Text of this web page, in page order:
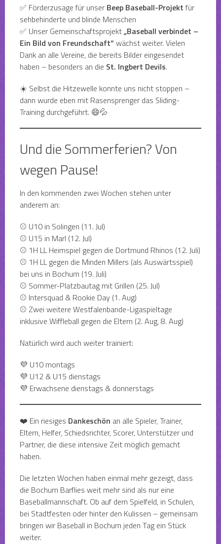
✅ Förderzusage für unser Beep Baseball-Projekt für
sehbehinderte und blinde Menschen
✅ Unser Gemeinschaftsprojekt„Baseball verbindet –
Ein Bild von Freundschaft“ wächst weiter. Vielen
Dank an alle Vereine, die bereits Bilder eingesendet
haben – besonders an die St. Ingbert Devils.
☀️ Selbst die Hitzewelle konnte uns nicht stoppen –
dann wurde eben mit Rasensprenger das Sliding-
Training durchgeführt. 😄💦
Und die Sommerferien? Von
wegen Pause!
In den kommenden zwei Wochen stehen unter
anderem an:
⚾ U10 in Solingen (11. Jul)
⚾ U15 in Marl (12. Jul)
⚾ 1H LL Heimspiel gegen die Dortmund Rhinos (12. Juli)
⚾ 1H LL gegen die Minden Millers (als Auswärtsspiel)
bei uns in Bochum (19. Juli)
⚾ Sommer-Platzbautag mit Grillen (25. Jul)
⚾ Intersquad & Rookie Day (1. Aug)
⚾ Zwei weitere Westfalenbande-Ligaspieltage
inklusive Wiffleball gegen die Eltern (2. Aug, 8. Aug)
Natürlich wird auch weiter trainiert:
💜 U10 montags
💜 U12 & U15 dienstags
💜 Erwachsene dienstags & donnerstags
❤️ Ein riesiges Dankeschön an alle Spieler, Trainer,
Eltern, Helfer, Schiedsrichter, Scorer, Unterstützer und
Partner, die diese intensive Zeit möglich gemacht
haben.
Die letzten Wochen haben einmal mehr gezeigt, dass
die Bochum Barflies weit mehr sind als nur eine
Baseballmannschaft. Ob auf dem Spielfeld, in Schulen,
bei Stadtfesten oder hinter den Kulissen – gemeinsam
bringen wir Baseball in Bochum jeden Tag ein Stück
weiter.